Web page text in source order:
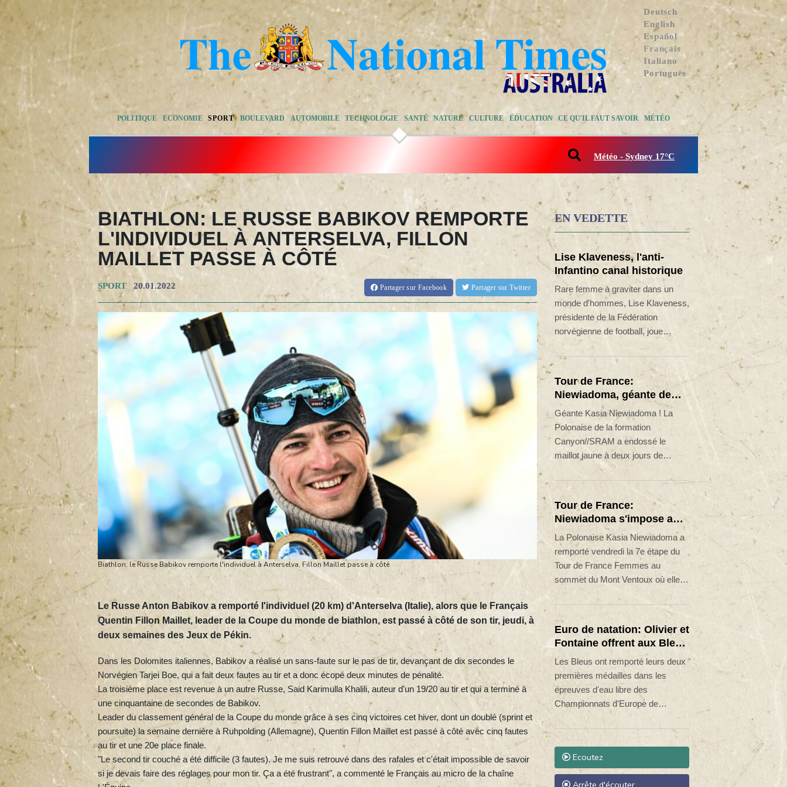
Deutsch
English
Español
Français
Italiano
Português
POLITIQUE ECONOMIE SPORT BOULEVARD AUTOMOBILE TECHNOLOGIE SANTÉ NATURE CULTURE ÉDUCATION CE QU'IL FAUT SAVOIR MÉTÉO
Météo - Sydney 17°C
BIATHLON: LE RUSSE BABIKOV REMPORTE
L'INDIVIDUEL À ANTERSELVA, FILLON
MAILLET PASSE À CÔTÉ
SPORT 20.01.2022 Partagersur Facebook Partager sur Twitter
Biathlon: le Russe Babikov remporte l'individuel à Anterselva, Fillon Maillet passe à côté
Le Russe Anton Babikov a remporté l'individuel (20 km) d'Anterselva (Italie), alors que le Français
Quentin Fillon Maillet, leader de la Coupe du monde de biathlon, est passé à côté de son tir, jeudi, à
deux semaines des Jeux de Pékin.
Dans les Dolomites italiennes, Babikov a réalisé un sans-faute sur le pas de tir, devançant de dix secondes le
Norvégien Tarjei Boe, qui a fait deux fautes au tir et a donc écopé deux minutes de pénalité.
La troisième place est revenue à un autre Russe, Said Karimulla Khalili, auteur d'un 19/20 au tir et qui a terminé à
une cinquantaine de secondes de Babikov.
Leader du classement général de la Coupe du monde grâce à ses cinq victoires cet hiver, dont un doublé (sprint et
poursuite) la semaine dernière à Ruhpolding (Allemagne), Quentin Fillon Maillet est passé à côté avec cinq fautes
au tir et une 20e place finale.
"Le second tir couché a été difficile (3 fautes). Je me suis retrouvé dans des rafales et c'était impossible de savoir
si je devais faire des réglages pour mon tir. Ça a été frustrant", a commenté le Français au micro de la chaîne
EN VEDETTE
Lise Klaveness, l'anti-
Infantino canal historique
Rare femme à graviter dans un
monde d'hommes, Lise Klaveness,
présidente de la Fédération
norvégienne de football, joue
gratter de la Fifa, et certains la
verraient bien en prendre la
direction à la place de Gianni
Infantino.
Tour de France:
Niewiadoma, géante de
Provence
Géante Kasia Niewiadoma ! La
Polonaise de la formation
Canyon//SRAM a endossé le
maillot jaune à deux jours de
l'arrivée à Nice en s'imposant
vendredi lors de la 7e étape du
Tour de France, au sommet du
Mont Ventoux, au terme d'un solo
de près de dix kilomètres.
Tour de France:
Niewiadoma s'impose au
sommet du Ventoux et
endosse le maillot jaune
La Polonaise Kasia Niewiadoma a
remporté vendredi la 7e étape du
Tour de France Femmes au
sommet du Mont Ventoux où elle a
endossé le maillot jaune au
détriment de la Suissesse Marlen
Reusser, 4e.
Euro de natation: Olivier et
Fontaine offrent aux Bleus
deux médailles en eau
libre
Les Bleus ont remporté leurs deux
premières médailles dans les
épreuves d'eau libre des
Championnats d'Europe de
natation, grâce à Marc-Antoine
Olivier et Logan Fontaine,
respectivement en argent et en
bronze au 3 km knock-out,
vendredi dans la Seine à Paris.
Ecoutez
Arrête d'écouter